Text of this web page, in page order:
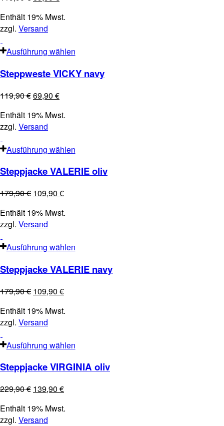
Enthält 19% Mwst.
zzgl. Versand
Ausführung wählen
Steppweste VICKY navy
119,90€69,90 €
Enthält 19% Mwst.
zzgl. Versand
Ausführung wählen
Steppjacke VALERIE oliv
179,90€ 109,90 €
Enthält 19% Mwst.
zzgl. Versand
Ausführung wählen
Steppjacke VALERIE navy
179,90€ 109,90 €
Enthält 19% Mwst.
zzgl. Versand
Ausführung wählen
Steppjacke VIRGINIA oliv
229,90€ 139,90 €
Enthält 19% Mwst.
zzgl. Versand